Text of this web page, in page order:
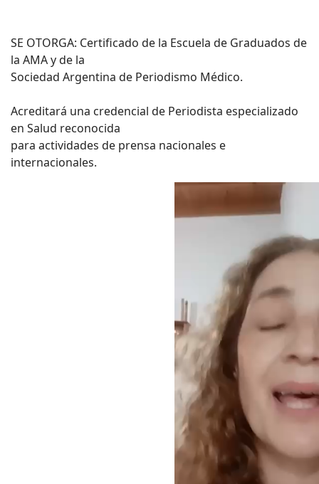
SE OTORGA: Certificado de la Escuela de Graduados de
la AMA y de la
Sociedad Argentina de Periodismo Médico.
Acreditará una credencial de Periodista especializado
en Salud reconocida
para actividades de prensa nacionales e
internacionales.